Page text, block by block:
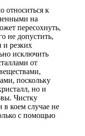
относиться к
на
пересохнуть,
не допустить,
и резких
исключить
от
поскольку
но и
Чистку
в коем случае не
с помощью